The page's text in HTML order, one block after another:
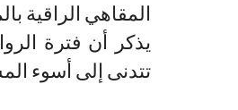
المقاهي الراقية
يذكر أن فترة
تتدنى إلى أسوء